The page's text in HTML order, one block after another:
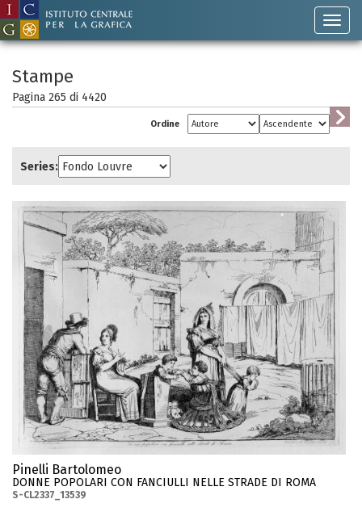
Stampe
Pagina 265 di 4420
Ordine
Series:
Pinelli Bartolomeo
DONNE POPOLARI CON FANCIULLI NELLE STRADE DI ROMA
S-CL2337_13539